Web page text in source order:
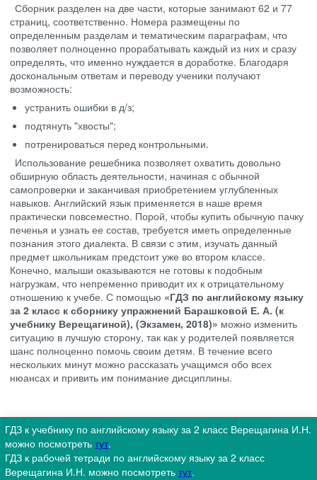
Сборник разделен на две части, которые занимают 62 и 77
страниц, соответственно. Номера размещены по
определенным разделам и тематическим параграфам, что
позволяет полноценно прорабатывать каждый из них и сразу
определять, что именно нуждается в доработке. Благодаря
доскональным ответам и переводу ученики получают
возможность:
устранить ошибки в д/з;
подтянуть "хвосты";
потренироваться перед контрольными.
Использование решебника позволяет охватить довольно
обширную область деятельности, начиная с обычной
самопроверки и заканчивая приобретением углубленных
навыков. Английский язык применяется в наше время
практически повсеместно. Порой, чтобы купить обычную пачку
печенья и узнать ее состав, требуется иметь определенные
познания этого диалекта. В связи с этим, изучать данный
предмет школьникам предстоит уже во втором классе.
Конечно, малыши оказываются не готовы к подобным
нагрузкам, что непременно приводит их к отрицательному
отношению к учебе. С помощью «ГДЗ по английскому языку
за 2 класс к сборнику упражнений Барашковой Е. А. (к
учебнику Верещагиной), (Экзамен, 2018)» можно изменить
ситуацию в лучшую сторону, так как у родителей появляется
шанс полноценно помочь своим детям. В течение всего
нескольких минут можно рассказать учащимся обо всех
нюансах и привить им понимание дисциплины.
ГДЗ к учебнику по английскому языку за 2 класс Верещагина И.Н.
можно посмотреть тут.
ГДЗ к рабочей тетради по английскому языку за 2 класс
Верещагина И.Н. можно посмотреть тут.